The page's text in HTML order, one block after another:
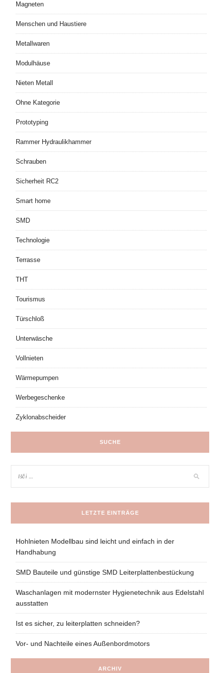
Magneten
Menschen und Haustiere
Metallwaren
Modulhäuse
Nieten Metall
Ohne Kategorie
Prototyping
Rammer Hydraulikhammer
Schrauben
Sicherheit RC2
Smart home
SMD
Technologie
Terrasse
THT
Tourismus
Türschloß
Unterwäsche
Vollnieten
Wärmepumpen
Werbegeschenke
Zyklonabscheider
SUCHE
LETZTE EINTRÄGE
Hohlnieten Modellbau sind leicht und einfach in der
Handhabung
SMD Bauteile und günstige SMD Leiterplattenbestückung
Waschanlagen mit modernster Hygienetechnik aus Edelstahl
ausstatten
Ist es sicher, zu leiterplatten schneiden?
Vor- und Nachteile eines Außenbordmotors
ARCHIV